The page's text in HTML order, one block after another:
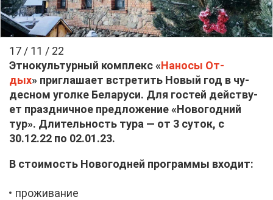
17 / 11 / 22
Эт­но­куль­тур­ный ком­плекс«На­но­сы От­
дых» при­гла­ша­ет встре­тить Но­вый год в чу­
дес­ном угол­ке Бе­ла­ру­си. Для го­стей дей­ству­
ет празд­нич­ное пред­ло­же­ние «Но­во­год­ний
тур». Дли­тель­ность ту­ра — от 3 су­ток, с
30.12.22 по 02.01.23.
В сто­и­мость Но­во­год­ней про­грам­мы вхо­дит:
про­жи­ва­ние